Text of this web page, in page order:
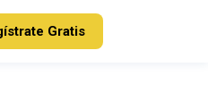
Gratis